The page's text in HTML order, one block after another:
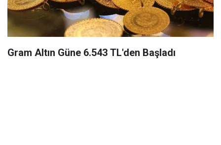
Gram Altın Güne 6.543 TL'den Başladı